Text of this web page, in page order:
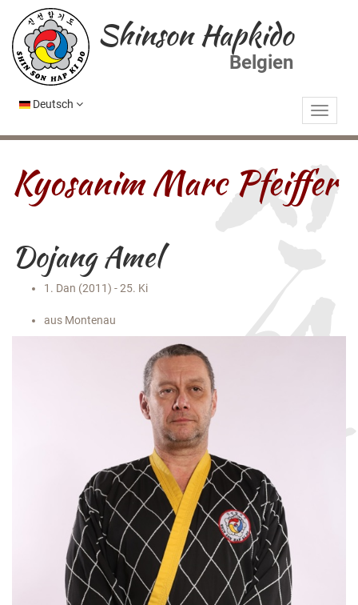
Shinson Hapkido
Belgien
Deutsch
Kyosanim Marc Pfeiffer
Dojang Amel
1. Dan (2011) - 25. Ki
aus Montenau